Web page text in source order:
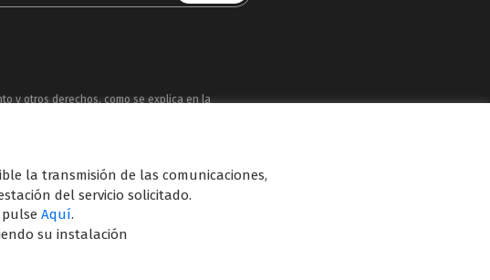
y otros derechos, como se explica en la
Telecinco, Cuatro, Factoría de Ficción, Boing, Divinity ,
de diferentes soportes en Internet y TV
la transmisión de las comunicaciones,
del servicio solicitado.
pulse Aquí.
su instalación